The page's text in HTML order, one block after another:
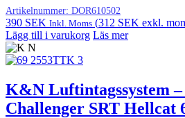
Artikelnummer: DOR610502
390 SEK Inkl. Moms (312 SEK exkl.
Lägg till i varukorg Läs mer
K&N Luftintagssystem –
Challenger SRT Hellcat